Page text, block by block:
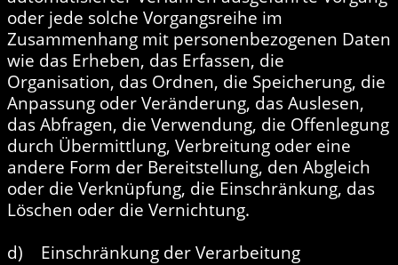
oder jede solche Vorgangsreihe im
Zusammenhang mit personenbezogenen Daten
wie das Erheben, das Erfassen, die
Organisation, das Ordnen, die Speicherung, die
Anpassung oder Veränderung, das Auslesen,
das Abfragen, die Verwendung, die Offenlegung
durch Übermittlung, Verbreitung oder eine
andere Form der Bereitstellung, den Abgleich
oder die Verknüpfung, die Einschränkung, das
Löschen oder die Vernichtung.
d) Einschränkung der Verarbeitung